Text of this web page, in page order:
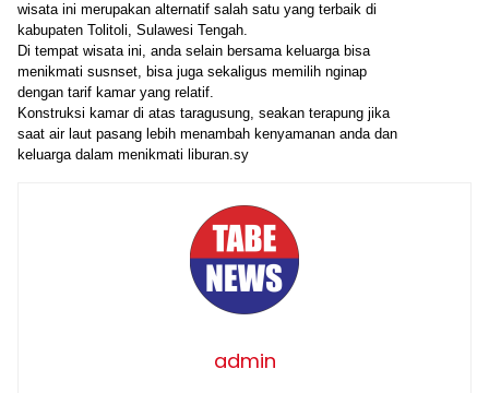
wisata ini merupakan alternatif salah satu yang terbaik di
kabupaten Tolitoli, Sulawesi Tengah.
Di tempat wisata ini, anda selain bersama keluarga bisa
menikmati susnset, bisa juga sekaligus memilih nginap
dengan tarif kamar yang relatif.
Konstruksi kamar di atas taragusung, seakan terapung jika
saat air laut pasang lebih menambah kenyamanan anda dan
keluarga dalam menikmati liburan.sy
admin